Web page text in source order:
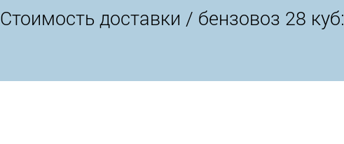
Стоимость доставки / бензовоз 28 куб: